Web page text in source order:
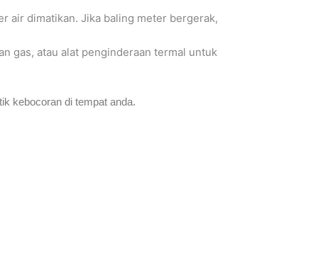
air dimatikan. Jika baling meter bergerak,
gas, atau alat penginderaan termal untuk
kebocoran di tempat anda.